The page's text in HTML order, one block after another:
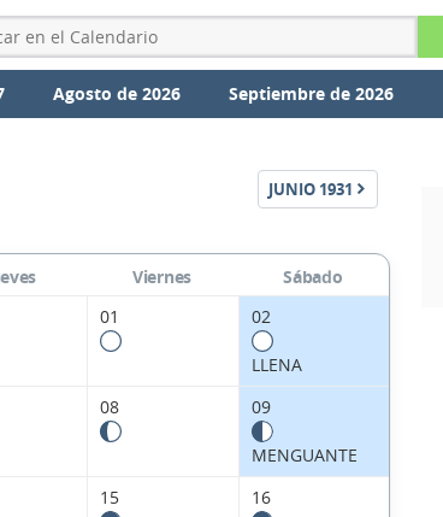
Agosto de 2026 Septiembre de 2026
JUNIO 1931
Viernes
Sábado
01 02
LLENA
08 09
MENGUANTE
15 16